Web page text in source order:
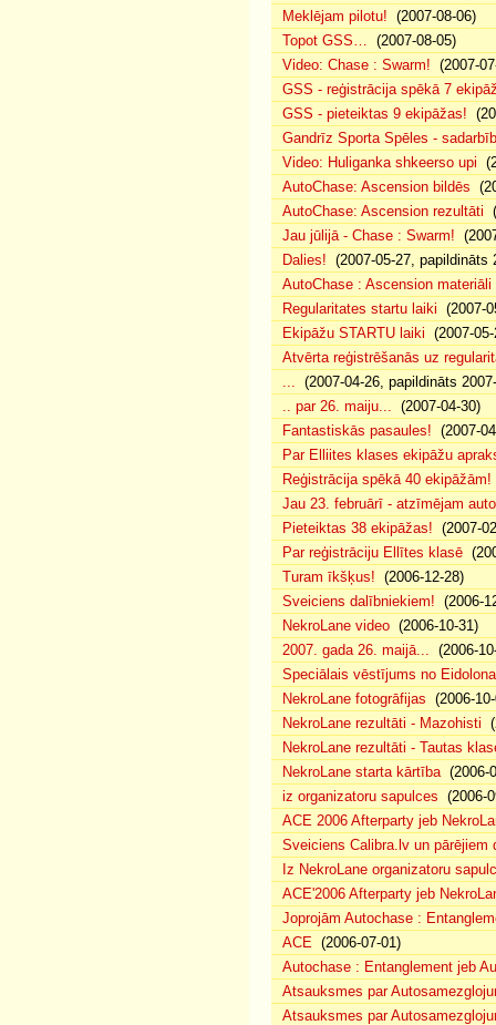
Meklējam pilotu! (2007-08-06)
Topot GSS… (2007-08-05)
Video: Chase : Swarm! (2007-
GSS - reģistrācija spēkā 7
GSS - pieteiktas 9 ekipāžas!
Gandrīz Sporta Spēles -
Video: Huliganka shkeerso upi
AutoChase: Ascension bildēs
AutoChase: Ascension rezultāti
Jau jūlijā - Chase : Swarm!
Dalies! (2007-05-27, papildināts
AutoChase : Ascension materiāli
Regularitates startu laiki (2007-
Ekipāžu STARTU laiki (2007-
Atvērta reģistrēšanās uz
... (2007-04-26, papildināts
.. par 26. maiju... (2007-04-30)
Fantastiskās pasaules! (2007-
Par Elliites klases ekipāžu
Reģistrācija spēkā 40 ekipāžām!
Jau 23. februārī - atzīmējam
Pieteiktas 38 ekipāžas! (2007-
Par reģistrāciju Ellītes klasē
Turam īkšķus! (2006-12-28)
Sveiciens dalībniekiem! (2006-
NekroLane video (2006-10-31)
2007. gada 26. maijā... (2006-
Speciālais vēstījums no Eidolona
NekroLane fotogrāfijas (2006-
NekroLane rezultāti - Mazohisti
NekroLane rezultāti - Tautas
NekroLane starta kārtība(2006-
iz organizatoru sapulces (2006-
ACE 2006 Afterparty jeb
Sveiciens Calibra.lv un pārējiem
Iz NekroLane organizatoru
ACE'2006 Afterparty jeb
Joprojām Autochase :
ACE (2006-07-01)
Autochase : Entanglement jeb
Atsauksmes par
Atsauksmes par